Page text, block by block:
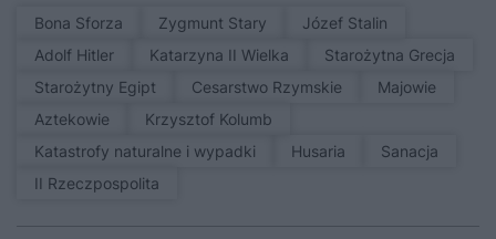
Bona Sforza Zygmunt Stary
Józef Stalin
Adolf Hitler
Katarzyna II Wielka
Starożytna Grecja
Starożytny Egipt
Cesarstwo Rzymskie
Majowie
Aztekowie
Krzysztof Kolumb
Katastrofy naturalne i wypadki
Husaria
sanacja
II Rzeczpospolita